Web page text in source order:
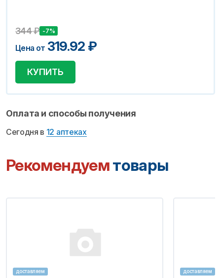
344₽ -7%
Цена от 319.92 ₽
КУПИТЬ
Оплата и способы получения
Сегодня в 12 аптеках
Рекомендуемтовары
доставляем доставляем